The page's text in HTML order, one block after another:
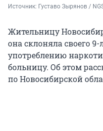
Источник: Густаво Зырянов /
Жительницу
она склоняла своего9-
употреблению
больницу. Об этом
по Новосибирской